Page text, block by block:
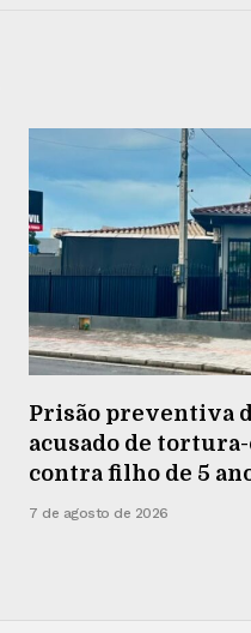
Prisão preventiva
acusado de
contra filho de 5
7 de agosto de 2026